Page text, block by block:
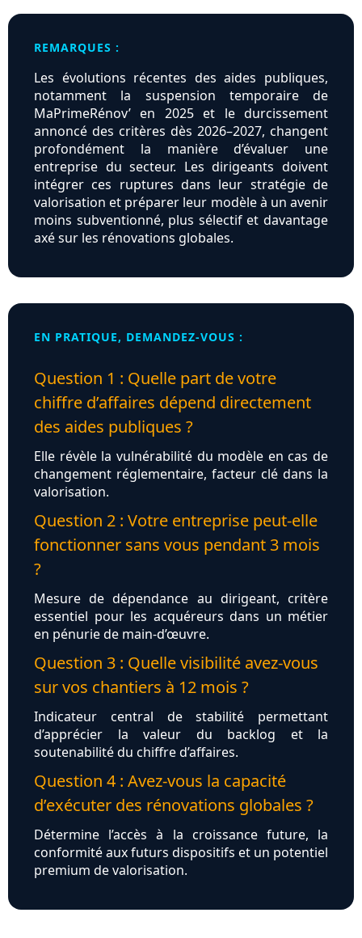
REMARQUES :
Les évolutions récentes des aides publiques,
notamment la suspension temporaire de
MaPrimeRénov’ en 2025 et le durcissement
annoncé des critères dès 2026–2027, changent
profondément la manière d’évaluer une
entreprise du secteur. Les dirigeants doivent
intégrer ces ruptures dans leur stratégie de
valorisation et préparer leur modèle à un avenir
moins subventionné, plus sélectif et davantage
axé sur les rénovations globales.
EN PRATIQUE, DEMANDEZ-VOUS :
Question 1 : Quelle part de votre
chiffre d’affaires dépend directement
des aides publiques ?
Elle révèle la vulnérabilité du modèle en cas de
changement réglementaire, facteur clé dans la
valorisation.
Question 2 : Votre entreprise peut-elle
fonctionner sans vous pendant 3 mois
?
Mesure de dépendance au dirigeant, critère
essentiel pour les acquéreurs dans un métier
en pénurie de main-d’œuvre.
Question 3 : Quelle visibilité avez-vous
sur vos chantiers à 12 mois ?
Indicateur central de stabilité permettant
d’apprécier la valeur du backlog et la
soutenabilité du chiffre d’affaires.
Question 4 : Avez-vous la capacité
d’exécuter des rénovations globales ?
Détermine l’accès à la croissance future, la
conformité aux futurs dispositifs et un potentiel
premium de valorisation.